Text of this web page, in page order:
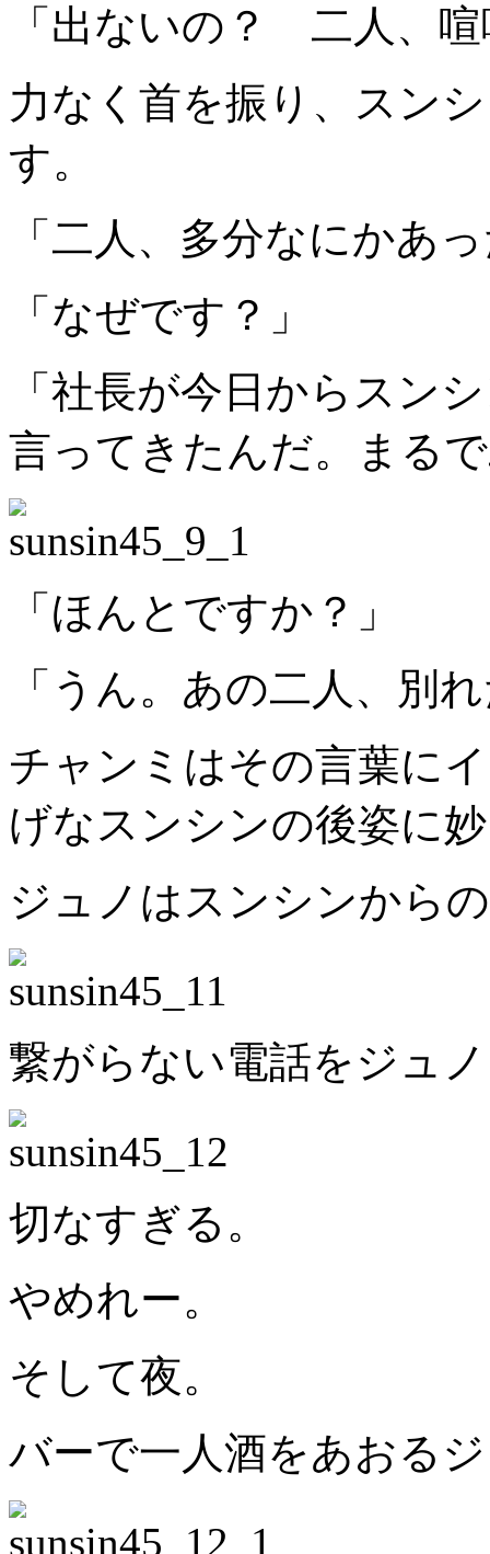
「出ないの？ 二人、
力なく首を振り、スン
す。
「二人、多分なにかあ
「なぜです？」
「社長が今日からスン
言ってきたんだ。まる
「ほんとですか？」
「うん。あの二人、別
チャンミはその言葉に
げなスンシンの後姿に
ジュノはスンシンから
繋がらない電話をジュ
切なすぎる。
やめれー。
そして夜。
バーで一人酒をあおる